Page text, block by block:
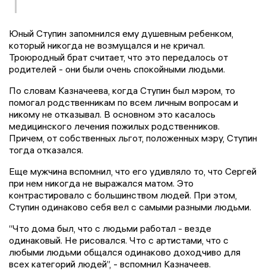
Юный Ступин запомнился ему душевным ребенком,
который никогда не возмущался и не кричал.
Троюродный брат считает, что это передалось от
родителей - они были очень спокойными людьми.
По словам Казначеева, когда Ступин был мэром, то
помогал родственникам по всем личным вопросам и
никому не отказывал. В основном это касалось
медицинского лечения пожилых родственников.
Причем, от собственных льгот, положенных мэру, Ступин
тогда отказался.
Еще мужчина вспомнил, что его удивляло то, что Сергей
при нем никогда не выражался матом. Это
контрастировало с большинством людей. При этом,
Ступин одинаково себя вел с самыми разными людьми.
“Что дома был, что с людьми работал - везде
одинаковый. Не рисовался. Что с артистами, что с
любыми людьми общался одинаково доходчиво для
всех категорий людей”, - вспомнил Казначеев.